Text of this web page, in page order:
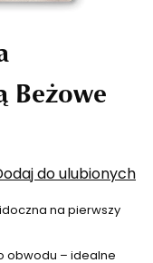
Beżowe
do ulubionych
na pierwszy
obwodu – idealne